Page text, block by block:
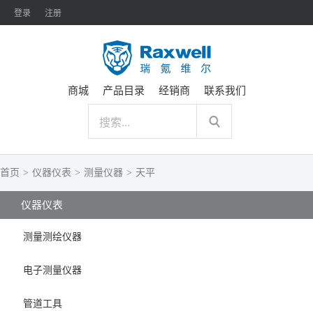
登录 注册
商城 产品目录 经销商 联系我们
首页 > 仪器仪表 > 测量仪器 > 天平
仪器仪表
测量测绘仪器
电子测量仪器
管道工具